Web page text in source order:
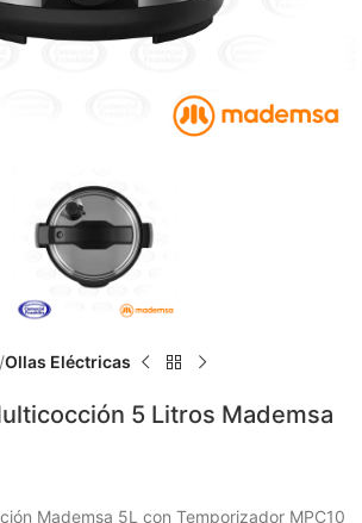
Ollas Eléctricas
5 Litros Mademsa
Mademsa 5L con Temporizador MPC10